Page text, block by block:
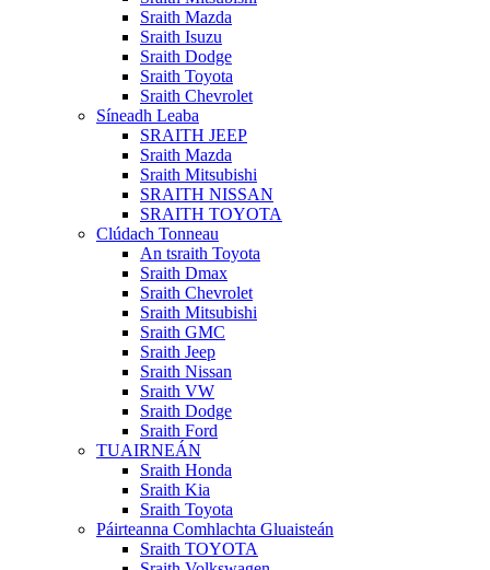
Sraith Mazda
Sraith Isuzu
Sraith Dodge
Sraith Toyota
Sraith Chevrolet
Síneadh Leaba
SRAITH JEEP
Sraith Mazda
Sraith Mitsubishi
SRAITH NISSAN
SRAITH TOYOTA
Clúdach Tonneau
An tsraith Toyota
Sraith Dmax
Sraith Chevrolet
Sraith Mitsubishi
Sraith GMC
Sraith Jeep
Sraith Nissan
Sraith VW
Sraith Dodge
Sraith Ford
TUAIRNEÁN
Sraith Honda
Sraith Kia
Sraith Toyota
Páirteanna Comhlachta Gluaisteán
Sraith TOYOTA